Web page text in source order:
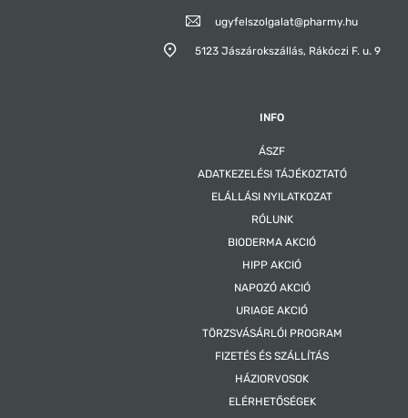
ugyfelszolgalat@pharmy.hu
5123 Jászárokszállás, Rákóczi F. u. 9
INFO
ÁSZF
ADATKEZELÉSI TÁJÉKOZTATÓ
ELÁLLÁSI NYILATKOZAT
RÓLUNK
BIODERMA AKCIÓ
HIPP AKCIÓ
NAPOZÓ AKCIÓ
URIAGE AKCIÓ
TÖRZSVÁSÁRLÓI PROGRAM
FIZETÉS ÉS SZÁLLÍTÁS
HÁZIORVOSOK
ELÉRHETŐSÉGEK